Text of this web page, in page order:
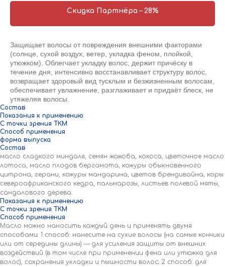
Скидка Партнёра – 28%
Защищает волосы от повреждения внешними факторами
(солнце, сухой воздух, ветер, укладка феном, плойкой,
утюжком). Облегчает укладку волос, держит причёску в
течение дня, интенсивно восстанавливает структуру волос,
возвращает здоровый вид тусклым и безжизненным волосам,
обеспечивает увлажнение, разглаживает и придаёт блеск, не
утяжеляя волосы.
Состав
Показания к применению
С точки зрения ТКМ
Способ применения
форма выпуска
Состав
масло сладкого миндаля, семян жожоба, кокоса, цветочное масло
лотоса, масло плодов бергамота, кожуры обыкновенного
цитрона, герани, кожуры мандарина, цветов брендивайна, коры
североафриканского кедра, пальмарозы, листьев полевой мяты,
сандалового дерева.
Показания к применению
С точки зрения ТКМ
Способ применения
Масло можно наносить каждый день и применять двумя
способами: 1 способ: нанесите на сухие волосы (на самые кончики
или от середины длины) — для усиления защиты от внешних
воздействий (в том числе при применении фена или утюжка для
волос), сохранения укладки и пышности волос; 2 способ: для